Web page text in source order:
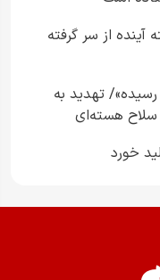
آینده از سر گرفته
تهدید به
هسته‌ای
خورد